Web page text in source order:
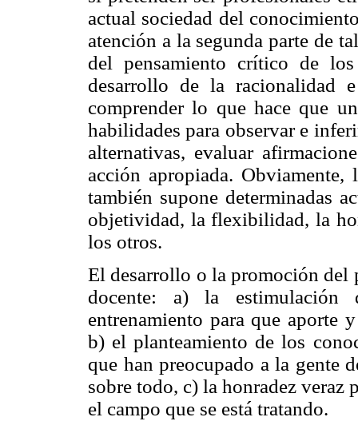
actual sociedad del
atención a la segunda parte de
del pensamiento crítico de
desarrollo de la racionalidad
comprender lo que hace que
habilidades para observar e
alternativas, evaluar
acción apropiada.
también supone determinadas
objetividad, la flexibilidad, la
los otros.
El desarrollo o la promoción del
docente: a) la
entrenamiento para que aporte
b) el planteamiento de los
que han preocupado a la gente
sobre todo, c) la honradez veraz
el campo que se está tratando.